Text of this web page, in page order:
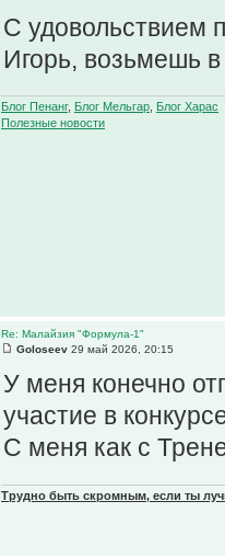
С удовольствием
Игорь, возьмешь
Блог Пенанг, Блог Мельгар Блог Харас
Полезные новости
Re: Малайзия "Формула-1"
Goloseev 29 май 2026, 20:15
У меня конечно
участие в
С меня как с
Трудно быть скромным, если ты